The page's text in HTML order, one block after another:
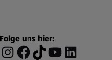
Folge uns hier: